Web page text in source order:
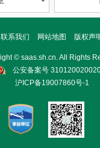
联系我们 网站地图 版权声
© saas.sh.cn. All Rights
公安备案号
沪ICP备19007860号-1